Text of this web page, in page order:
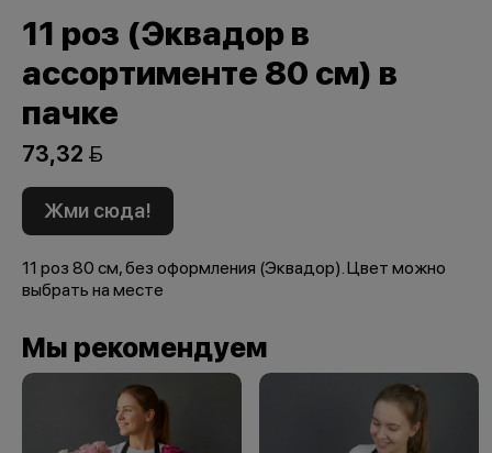
11 роз (Эквадор в
ассортименте 80 см) в
пачке
73,32 
Жми сюда!
11 роз 80 см, без оформления (Эквадор). Цвет можно
выбрать на месте
Мы рекомендуем